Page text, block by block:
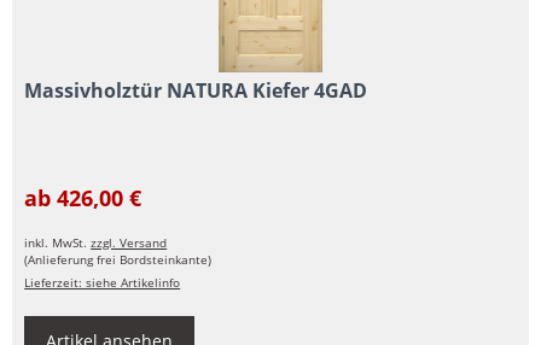
Massivholztür NATURA Kiefer 4GAD
ab 426,00 €
inkl. MwSt.zzgl. Versand
(Anlieferung frei Bordsteinkante)
Lieferzeit: siehe Artikelinfo